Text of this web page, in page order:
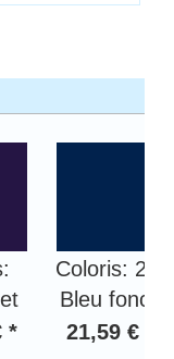
*
Coloris: 20-
Bleu foncé
21,59 € *